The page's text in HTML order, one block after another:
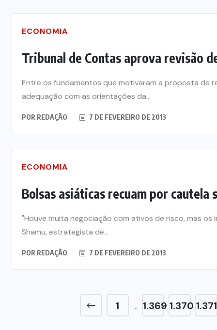
ECONOMIA
Tribunal de Contas aprova revisão
Entre os fundamentos que motivaram a proposta de
adequação com as orientações da...
POR REDAÇÃO 7 DE FEVEREIRO DE 2013
ECONOMIA
Bolsas asiáticas recuam por cautela
"Houve muita negociação com ativos de risco, mas
Shamu, estrategista de...
POR REDAÇÃO 7 DE FEVEREIRO DE 2013
1 … 1.369 1.370 1.371